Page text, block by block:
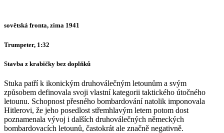
sovětská fronta, zima 1941
Trumpeter, 1:32
Stavba z krabičky bez doplňků
Stuka patří k ikonickým druhoválečným letounům a svým
způsobem definovala svoji vlastní kategorii taktického útočného
letounu. Schopnost přesného bombardování natolik imponovala
Hitlerovi, že jeho posedlost střemhlavým letem potom dost
poznamenala vývoj i dalších druhoválečných německých
bombardovacích letounů, častokrát ale značně negativně.